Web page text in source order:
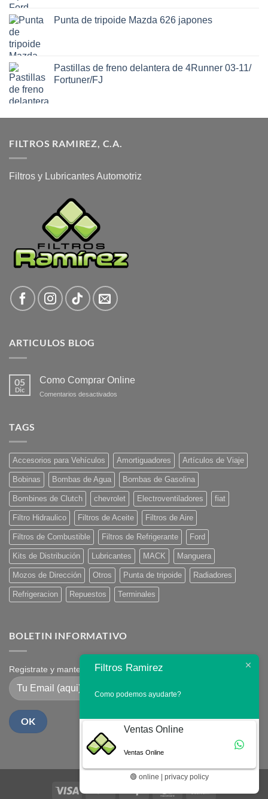
Punta de tripoide Mazda 626 japones
Pastillas de freno delantera de 4Runner 03-11/
Fortuner/FJ
FILTROS RAMIREZ, C.A.
Filtros y Lubricantes Automotriz
ARTICULOS BLOG
05
Dic
Como Comprar Online
Comentarios desactivados
TAGS
Accesorios para Vehículos Amortiguadores Artículos de Viaje
Bobinas Bombas de Agua Bombas de Gasolina
Bombines de Clutch chevrolet Electroventiladores fiat
Filtro Hidraulico Filtros de Aceite Filtros de Aire
Filtros de Combustible Filtros de Refrigerante Ford
Kits de Distribución Lubricantes MACK Manguera
Mozos de Dirección Otros Punta de tripoide Radiadores
Refrigeracion Repuestos Terminales
BOLETIN INFORMATIVO
Registrate y mantente en contacto
Visa
Filtros Ramirez
Como podemos ayudarte?
Ventas Online
Ventas Online
🟢 online | privacy policy